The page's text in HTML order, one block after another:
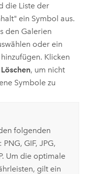
die Liste der
ein Symbol aus.
den Galerien
oder ein
Klicken
Löschen, um nicht
Symbole zu
folgenden
GIF, JPG,
Um die optimale
gilt ein